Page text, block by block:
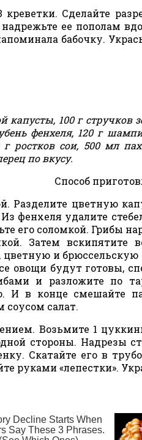
Сделайте
ее пополам
бабочку.
капусты, 100 г стручков
фенхеля, 120 г
г ростков сои, 500 мл
по вкусу.
Способ
Разделите цветную
фенхеля удалите
его соломкой. Грибы
Затем вскипятите
и брюссельскую
овощи будут готовы,
и разложите по
И в конце смешайте
соусом салат.
Возьмите 1
стороны. Надрезы
Скатайте его в
руками «лепестки».